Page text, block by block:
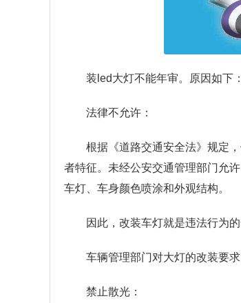
装led大灯不能年审。原因如下：
法律不允许：
根据《道路交通安全法》规定
者特征。未经公安交通管理部门允
车灯、车身颜色喷涂和外观结构。
因此，改装车灯就是违法行为
车辆管理部门对大灯的改装要求
禁止散光：